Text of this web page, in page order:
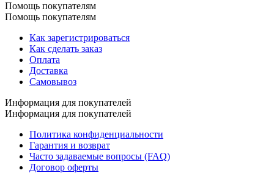
Помощь покупателям
Помощь покупателям
Как зарегистрироваться
Как сделать заказ
Оплата
Доставка
Самовывоз
Информация для покупателей
Информация для покупателей
Политика конфиденциальности
Гарантия и возврат
Часто задаваемые вопросы (FAQ)
Договор оферты